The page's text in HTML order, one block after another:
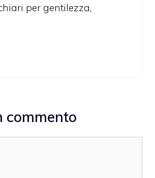
per gentilezza,
commento